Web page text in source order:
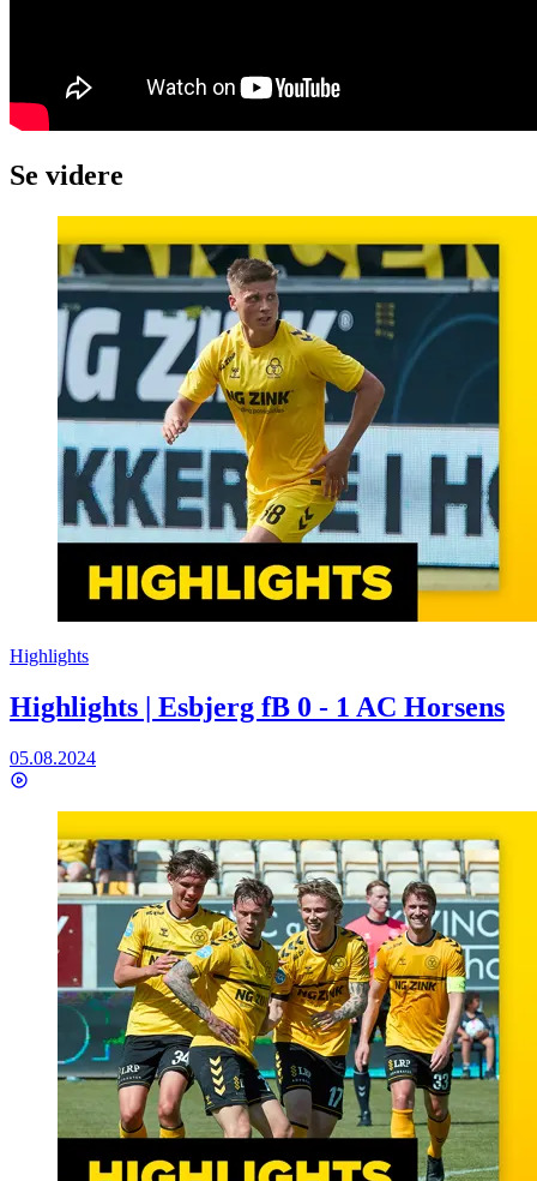
Se videre
Highlights
Highlights | Esbjerg fB 0 - 1 AC Horsens
05.08.2024